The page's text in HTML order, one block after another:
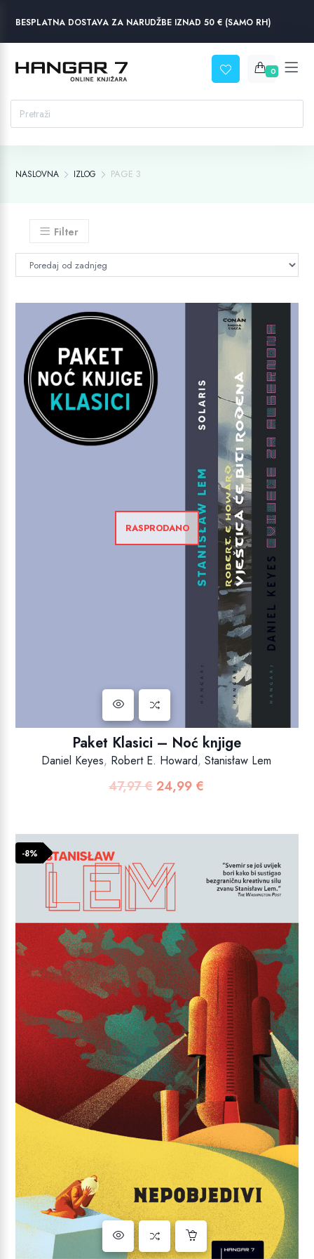
BESPLATNA DOSTAVA ZA NARUDŽBE IZNAD 50 € (SAMO RH)
0
NASLOVNA IZLOG PAGE 3
Filter
RASPRODANO
Paket Klasici – Noć knjige
Daniel Keyes, Robert E. Howard, Stanisław Lem
47,97€ Izvorna
je:
24,99 €
24,99 €.
-8%